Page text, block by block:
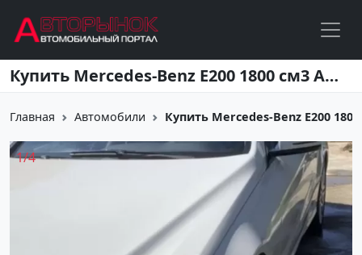
Перейти к основному содержанию Купить Mercedes-Benz Е200 1800 см3 АКПП (184 л.с.) Бензин инжектор в Анапа: цвет Белый Купе 2012 года по цене 710000 рублей, объявление №22741 на сайте Авторынок23
Главная Автомобили Купить Mercedes-Benz Е200
1/4